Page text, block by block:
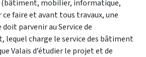
mobilier, informatique,
ce faire et avant tous travaux, une
parvenir au Service de
lequel charge le service des bâtiment
Valais d’étudier le projet et de